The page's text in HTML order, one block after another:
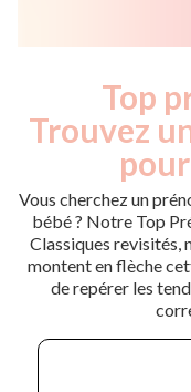
Top
Trouvez
Vous cherchez un
bébé ? Notre Top
Classiques revisités,
montent en flèche
de repérer les